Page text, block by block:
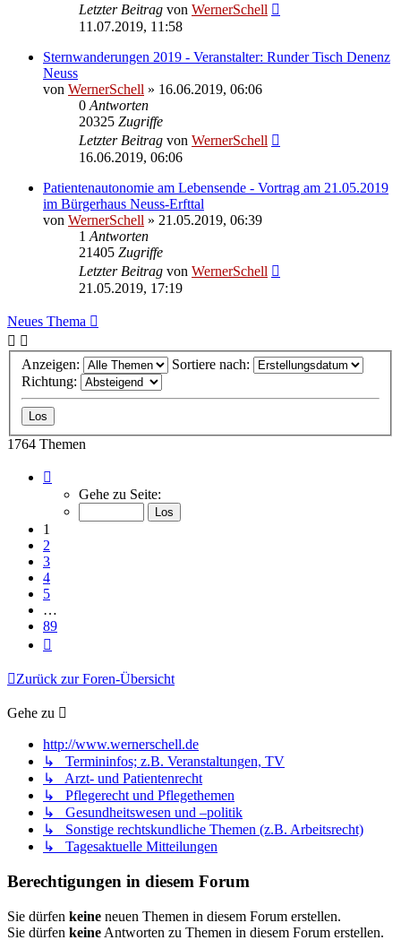
Letzter Beitrag von WernerSchell
11.07.2019, 11:58
Sternwanderungen 2019 - Veranstalter: Runder Tisch Denenz
Neuss
von WernerSchell » 16.06.2019, 06:06
0 Antworten
20325 Zugriffe
Letzter Beitrag von WernerSchell
16.06.2019, 06:06
Patientenautonomie am Lebensende - Vortrag am 21.05.2019
im Bürgerhaus Neuss-Erfttal
von WernerSchell » 21.05.2019, 06:39
1 Antworten
21405 Zugriffe
Letzter Beitrag von WernerSchell
21.05.2019, 17:19
Neues Thema
Anzeigen:
Sortiere nach:
Richtung:
1764 Themen
von
Gehe zu Seite:
1
2
3
4
5
…
89
Zurück zur Foren-Übersicht
Gehe zu
http://www.wernerschell.de
↳ Termininfos; z.B. Veranstaltungen, TV
↳ Arzt- und Patientenrecht
↳ Pflegerecht und Pflegethemen
↳ Gesundheitswesen und –politik
↳ Sonstige rechtskundliche Themen (z.B. Arbeitsrecht)
↳ Tagesaktuelle Mitteilungen
Berechtigungen in diesem Forum
Sie dürfen keine neuen Themen in diesem Forum erstellen.
Sie dürfen keine Antworten zu Themen in diesem Forum erstellen.